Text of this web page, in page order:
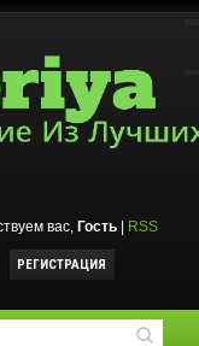
вас, Гость| RSS
РЕГИСТРАЦИЯ